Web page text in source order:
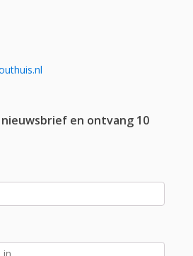
en ontvang 10